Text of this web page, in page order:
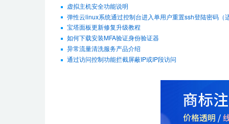
虚拟主机安全功能说明
弹性云linux系统通过控制台进入单用户重置ssh登陆密码（
宝塔面板更新修复升级教程
如何下载安装MFA验证身份验证器
异常流量清洗服务产品介绍
通过访问控制功能拦截屏蔽IP或IP段访问